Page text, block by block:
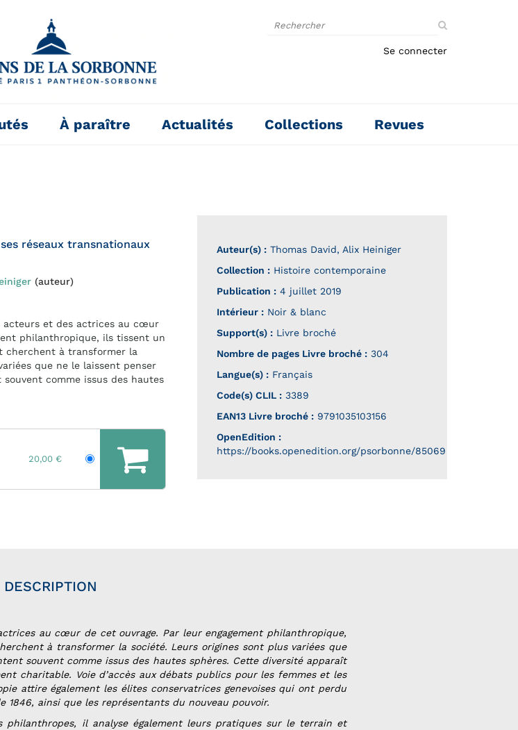
le
Se connecter
À paraître Actualités Collections Revues
réseaux transnationaux
(auteur)
acteurs et des actrices au cœur
philanthropique, ils tissent un
cherchent à transformer la
que ne le laissent penser
comme issus des hautes
20,00 €
Auteur(s) : Thomas David, Alix Heiniger
Collection : Histoire contemporaine
Publication : 4 juillet 2019
Intérieur : Noir & blanc
Support(s) : Livre broché
Nombre de pages Livre broché : 304
Langue(s) : Français
Code(s) CLIL : 3389
EAN13 Livre broché : 9791035103156
OpenEdition :
https://books.openedition.org/psorbonne/85069
DESCRIPTION
au cœur de cet ouvrage. Par leur engagement philanthropique,
à transformer la société. Leurs origines sont plus variées que
souvent comme issus des hautes sphères. Cette diversité apparaît
charitable. Voie d’accès aux débats publics pour les femmes et les
attire également les élites conservatrices genevoises qui ont perdu
1846, ainsi que les représentants du nouveau pouvoir.
philanthropes, il analyse également leurs pratiques sur le terrain et